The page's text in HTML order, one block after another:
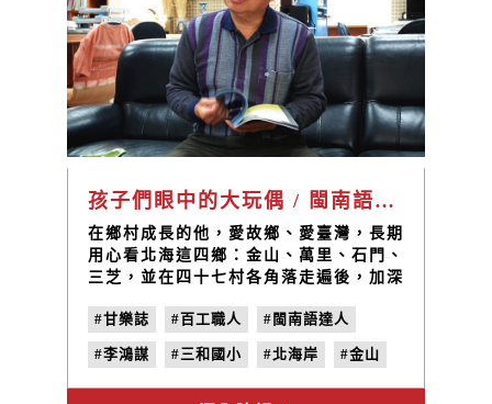
孩子們眼中的大玩偶 / 閩南語達人 李鴻謀老師
在鄉村成長的他，愛故鄉、愛臺灣，長期
用心看北海這四鄉：金山、萬里、石門、
三芝，並在四十七村各角落走遍後，加深
過不斷的創作，將北海岸的美麗及時捕
捉，用他最喜歡的方言-閩南語，來記錄
他對故鄉的愛戀，藉由文字的力量，一解
對家鄉的情愁。
#甘樂誌 #百工職人 #閩南語達人
#李鴻謀 #三和國小 #北海岸 #金山
#我們在金山 #no.15 #文字